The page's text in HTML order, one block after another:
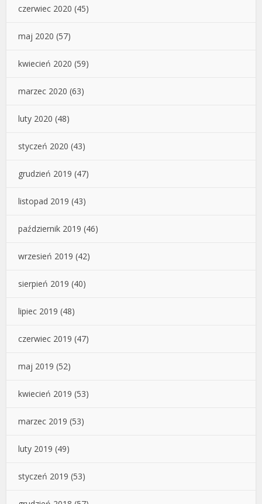
czerwiec 2020 (45)
maj 2020 (57)
kwiecień 2020 (59)
marzec 2020 (63)
luty 2020 (48)
styczeń 2020 (43)
grudzień 2019 (47)
listopad 2019 (43)
październik 2019 (46)
wrzesień 2019 (42)
sierpień 2019 (40)
lipiec 2019 (48)
czerwiec 2019 (47)
maj 2019 (52)
kwiecień 2019 (53)
marzec 2019 (53)
luty 2019 (49)
styczeń 2019 (53)